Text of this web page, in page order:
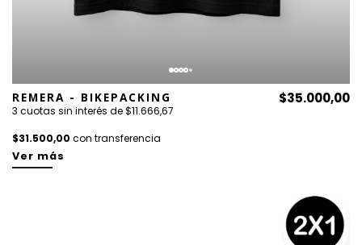
REMERA - BIKEPACKING
3 cuotas sin interés de $11.666,67
$31.500,00 con transferencia
$35.000,00
Ver más